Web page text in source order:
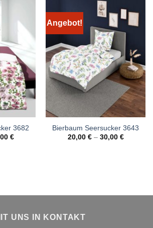
3682
€
Angebot!
Bierbaum Seersucker 3643
20,00 €– 30,00 €
UNS IN KONTAKT